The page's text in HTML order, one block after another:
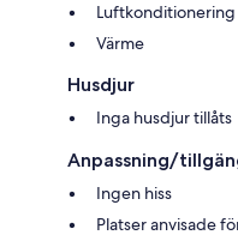
Luftkonditionering
Värme
Husdjur
Inga husdjur tillåts
Anpassning/
Ingen hiss
Platser anvisade